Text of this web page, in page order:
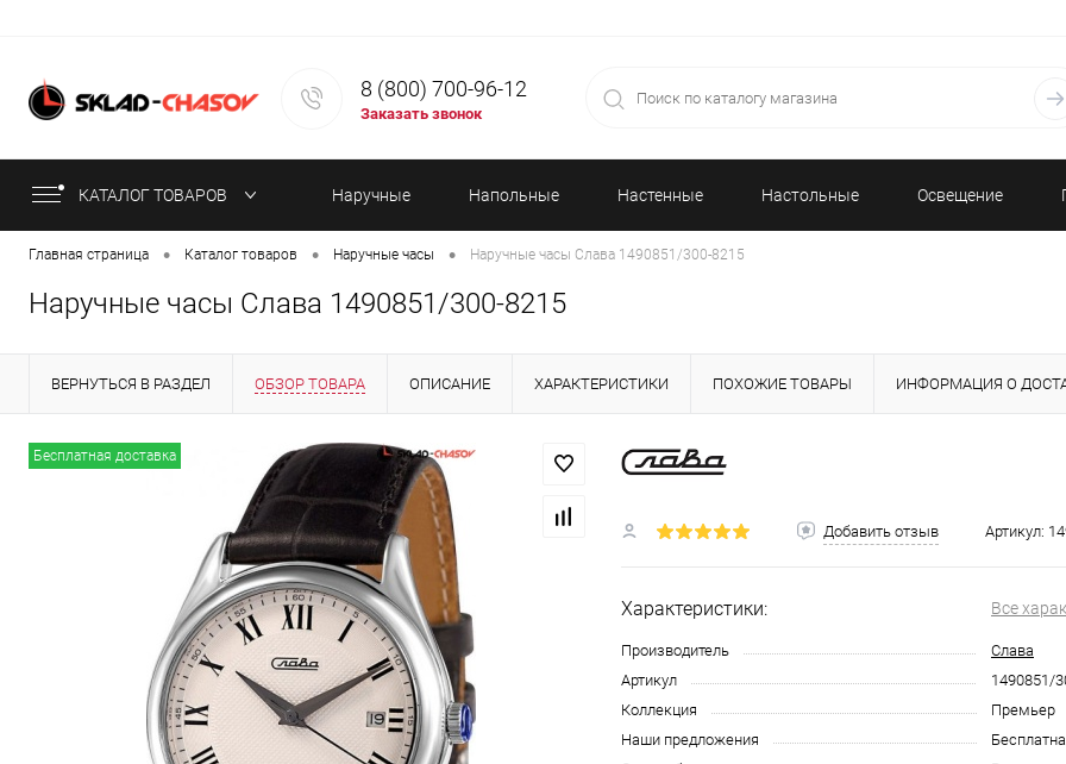
8 (800) 700-96-12
Заказать звонок
КАТАЛОГ ТОВАРОВ Наручные
часы
Напольные
часы
Настенные Настольные Освещение
Главная страница • Каталог товаров • Наручные часы • Наручные часы Слава 1490851/300-8215
Наручные часы Слава 1490851/300-8215
ВЕРНУТЬСЯ В РАЗДЕЛ ОБЗОР ТОВАРА ОПИСАНИЕ ХАРАКТЕРИСТИКИ ПОХОЖИЕ ТОВАРЫ ИНФОРМАЦИЯ О
ИНФОРМАЦИЯ ОБ ОПЛАТЕ СТАТЬИ
Бесплатная доставка
Добавить отзыв Артикул:
Характеристики: Все
Производитель
Слава
Артикул
1490851/
Коллекция
Премьер
Наши предложения